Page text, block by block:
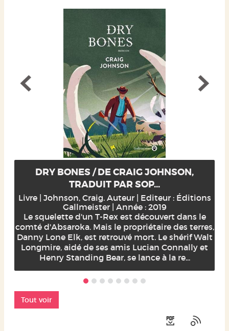
DRY BONES / DE CRAIG JOHNSON,
TRADUIT PAR SOP...
Livre | Johnson, Craig. Auteur | Editeur : Éditions
Gallmeister | Année : 2019
Le squelette d'un T-Rex est découvert dans le
comté d'Absaroka. Mais le propriétaire des terres,
Danny Lone Elk, est retrouvé mort. Le shérif Walt
Longmire, aidé de ses amis Lucian Connally et
Henry Standing Bear, se lance à la re...
Tout voir